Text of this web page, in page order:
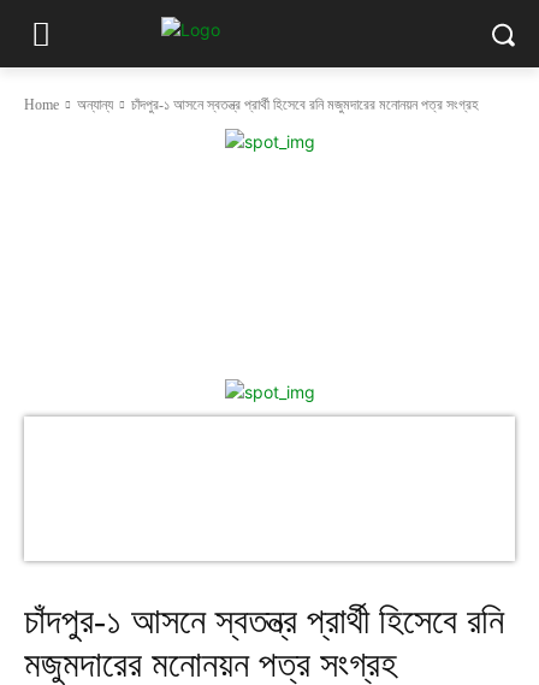
Home অন্যান্য চাঁদপুর-১ আসনে স্বতন্ত্র প্রার্থী হিসেবে রনি মজুমদারের মনোনয়ন পত্র সংগ্রহ
চাঁদপুর-১ আসনে স্বতন্ত্র প্রার্থী হিসেবে রনি
মজুমদারের মনোনয়ন পত্র সংগ্রহ